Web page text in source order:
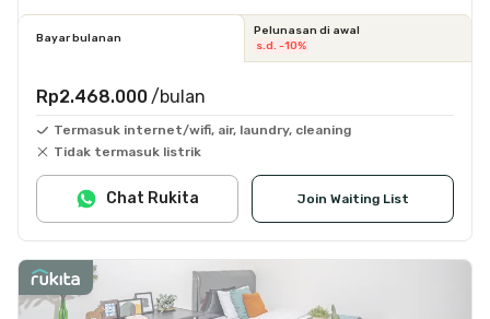
Bayar bulanan
Pelunasan di awal
s.d. -10%
Rp2.468.000 /bulan
Termasuk internet/wifi, air, laundry, cleaning
Tidak termasuk listrik
Join Waiting List
Chat Rukita